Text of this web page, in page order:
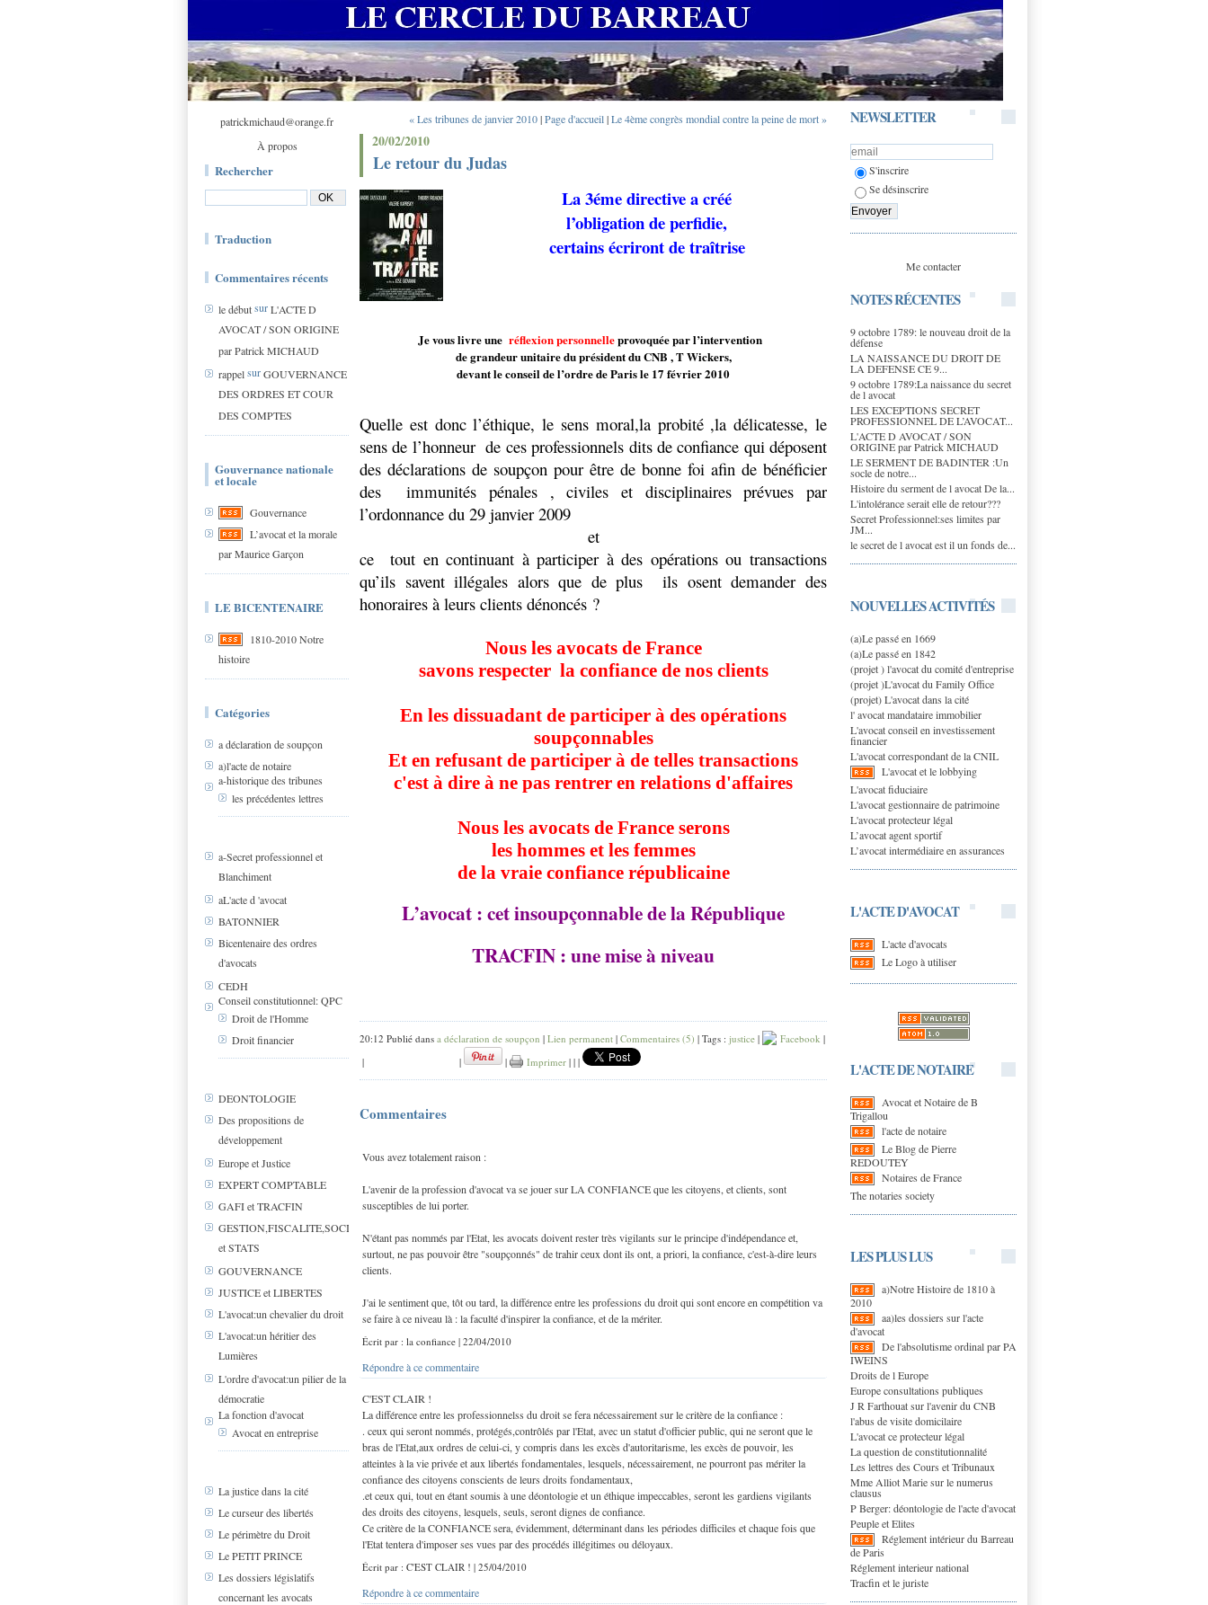
patrickmichaud@orange.fr
À propos
Rechercher
Traduction
Commentaires récents
le débutsurL'ACTE D
AVOCAT / SON ORIGINE
par Patrick MICHAUD
rappelsurGOUVERNANCE
DES ORDRES ET COUR
DES COMPTES
Gouvernance nationale
et locale
Gouvernance
L’avocat et la morale
par Maurice Garçon
LE BICENTENAIRE
1810-2010 Notre
histoire
Catégories
a déclaration de soupçon
a)l'acte de notaire
a-historique des tribunes
les précédentes lettres
a-Secret professionnel et
Blanchiment
aL'acte d 'avocat
BATONNIER
Bicentenaire des ordres
d'avocats
CEDH
Conseil constitutionnel: QPC
Droit de l'Homme
Droit financier
DEONTOLOGIE
Des propositions de
développement
Europe et Justice
EXPERT COMPTABLE
GAFI et TRACFIN
GESTION,FISCALITE,SOCIAL
et STATS
GOUVERNANCE
JUSTICE et LIBERTES
L'avocat:un chevalier du droit
L'avocat:un héritier des
Lumières
L'ordre d'avocat:un pilier de la
démocratie
La fonction d'avocat
Avocat en entreprise
La justice dans la cité
Le curseur des libertés
Le périmètre du Droit
Le PETIT PRINCE
Les dossiers législatifs
concernant les avocats
NEWSLETTER
S'inscrire
Se désinscrire
Me contacter
NOTES RÉCENTES
9 octobre 1789: le nouveau droit de la
défense
LA NAISSANCE DU DROIT DE
LA DEFENSE CE 9...
9 octobre 1789:La naissance du secret
de l avocat
LES EXCEPTIONS SECRET
PROFESSIONNEL DE L’AVOCAT...
L'ACTE D AVOCAT / SON
ORIGINE par Patrick MICHAUD
LE SERMENT DE BADINTER :Un
socle de notre...
Histoire du serment de l avocat De la...
L'intolérance serait elle de retour???
Secret Professionnel:ses limites par
JM...
le secret de l avocat est il un fonds de...
NOUVELLES ACTIVITÉS
(a)Le passé en 1669
(a)Le passé en 1842
(projet ) l'avocat du comité d'entreprise
(projet )L'avocat du Family Office
(projet) L'avocat dans la cité
l' avocat mandataire immobilier
L'avocat conseil en investissement
financier
L'avocat correspondant de la CNIL
L'avocat et le lobbying
L'avocat fiduciaire
L'avocat gestionnaire de patrimoine
L'avocat protecteur légal
L’avocat agent sportif
L’avocat intermédiaire en assurances
L'ACTE D'AVOCAT
L'acte d'avocats
Le Logo à utiliser
L'ACTE DE NOTAIRE
Avocat et Notaire de B
Trigallou
l'acte de notaire
Le Blog de Pierre
REDOUTEY
Notaires de France
The notaries society
LES PLUS LUS
a)Notre Histoire de 1810 à
2010
aa)les dossiers sur l'acte
d'avocat
De l'absolutisme ordinal par PA
IWEINS
Droits de l Europe
Europe consultations publiques
J R Farthouat sur l'avenir du CNB
l'abus de visite domicilaire
L'avocat ce protecteur légal
La question de constitutionnalité
Les lettres des Cours et Tribunaux
Mme Alliot Marie sur le numerus
clausus
P Berger: déontologie de l'acte d'avocat
Peuple et Elites
Réglement intérieur du Barreau
de Paris
Réglement interieur national
Tracfin et le juriste
« Les tribunes de janvier 2010|Page d'accueil|Le 4ème congrès mondial contre la peine de mort »
20/02/2010
Le retour du Judas
La 3éme directive a créé
l’obligation de perfidie,
certains écriront de traîtrise
Je vous livre une réflexion personnelleprovoquée par l’intervention
de grandeur unitaire du président du CNB , T Wickers,
devant le conseil de l’ordre de Paris le 17 février 2010
Quelle est donc l’éthique, le sens moral,la probité ,la délicatesse, le
sens de l’honneur de ces professionnels dits de confiance qui déposent
des déclarations de soupçon pour être de bonne foi afin de bénéficier
des
immunités pénales , civiles et disciplinaires prévues par
l’ordonnance du 29 janvier 2009
et
ce
tout en continuant à participer à des opérations ou transactions
qu’ils savent illégales alors que de plus
ils osent demander des
honoraires à leurs clients dénoncés ?
Nous les avocats de France
savons respecter la confiance de nos clients
En les dissuadant de participer à des opérations
soupçonnables
Et en refusant de participer à de telles transactions
c'est à dire à ne pas rentrer en relations d'affaires
Nous les avocats de France serons
les hommes et les femmes
de la vraie confiance républicaine
L’avocat : cet insoupçonnable de la République
TRACFIN : une mise à niveau
20:12 Publié dans a déclaration de soupçon | Lien permanent | Commentaires (5) | Tags : justice | Facebook |
|
| | Imprimer | | |
Commentaires
Vous avez totalement raison :
L'avenir de la profession d'avocat va se jouer sur LA CONFIANCE que les citoyens, et clients, sont
susceptibles de lui porter.
N'étant pas nommés par l'Etat, les avocats doivent rester très vigilants sur le principe d'indépendance et,
surtout, ne pas pouvoir être "soupçonnés" de trahir ceux dont ils ont, a priori, la confiance, c'est-à-dire leurs
clients.
J'ai le sentiment que, tôt ou tard, la différence entre les professions du droit qui sont encore en compétition va
se faire à ce niveau là : la faculté d'inspirer la confiance, et de la mériter.
Écrit par : la confiance | 22/04/2010
Répondre à ce commentaire
C'EST CLAIR !
La différence entre les professionnelss du droit se fera nécessairement sur le critère de la confiance :
. ceux qui seront nommés, protégés,contrôlés par l'Etat, avec un statut d'officier public, qui ne seront que le
bras de l'Etat,aux ordres de celui-ci, y compris dans les excès d'autoritarisme, les excès de pouvoir, les
atteintes à la vie privée et aux libertés fondamentales, lesquels, nécessairement, ne pourront pas mériter la
confiance des citoyens conscients de leurs droits fondamentaux,
.et ceux qui, tout en étant soumis à une déontologie et un éthique impeccables, seront les gardiens vigilants
des droits des citoyens, lesquels, seuls, seront dignes de confiance.
Ce critère de la CONFIANCE sera, évidemment, déterminant dans les périodes difficiles et chaque fois que
l'Etat tentera d'imposer ses vues par des procédés illégitimes ou déloyaux.
Écrit par : C'EST CLAIR ! | 25/04/2010
Répondre à ce commentaire